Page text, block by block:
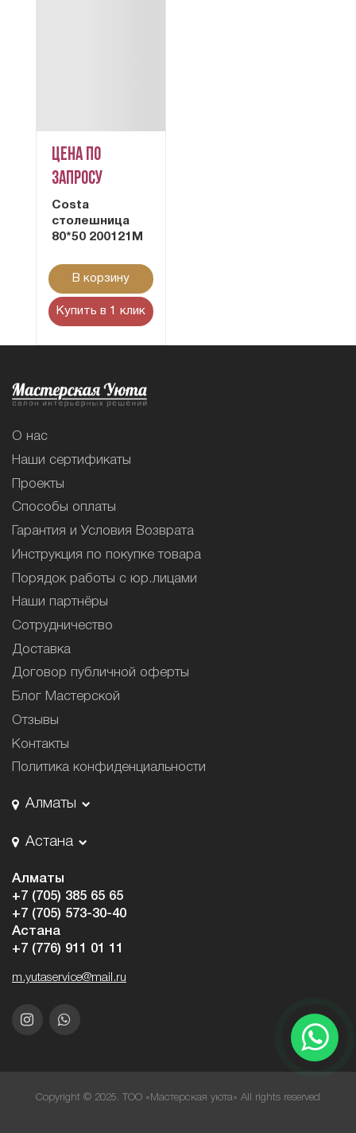
Цена по
запросу
Costa
столешница
80*50 200121M
В корзину
Купить в 1 клик
О нас
Наши сертификаты
Проекты
Способы оплаты
Гарантия и Условия Возврата
Инструкция по покупке товара
Порядок работы с юр.лицами
Наши партнёры
Сотрудничество
Доставка
Договор публичной оферты
Блог Мастерской
Отзывы
Контакты
Политика конфиденциальности
Алматы
Астана
Алматы
+7 (705) 385 65 65
+7 (705) 573-30-40
Астана
+7 (776) 911 01 11
m.yutaservice@mail.ru
Copyright © 2025. ТОО «Мастерская уюта» All rights reserved